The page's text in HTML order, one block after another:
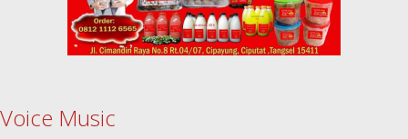
Voice Music